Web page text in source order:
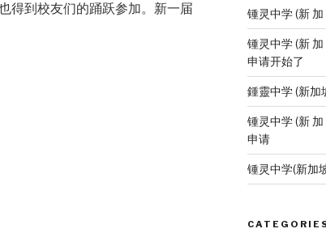
得到校友们的踊跃参加。新一届
锺灵中学 (新
锺灵中学 (新
申请开始了
鍾靈中学 (新加
锺灵中学 (新
申请
锺灵中学(新加